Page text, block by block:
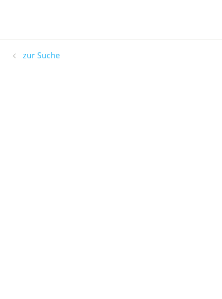
zur Suche